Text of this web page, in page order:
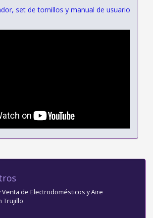
set de tornillos y manual de usuario
Venta de Electrodomésticos y Aire
Trujillo